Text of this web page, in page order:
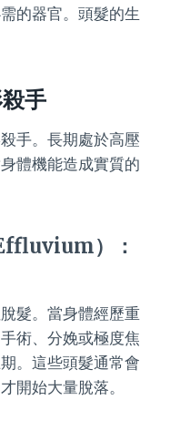
的器官。頭髮的生
手
手。長期處於高壓
體機能造成實質的
）：
髮。當身體經歷重
術、分娩或極度焦
。這些頭髮通常會
開始大量脫落。